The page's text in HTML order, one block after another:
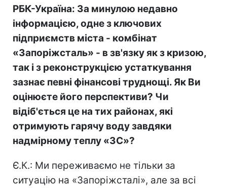
РБК-Україна: За минулою недавно
інформацією, одне з ключових
підприємств міста - комбінат
«Запоріжсталь» - в зв'язку як з кризою,
так і з реконструкцією устаткування
зазнає певні фінансові труднощі. Як Ви
оцінюєте його перспективи? Чи
відіб'ється це на тих районах, які
отримують гарячу воду завдяки
надмірному теплу «ЗС»?
Є.К.: Ми переживаємо не тільки за
ситуацію на «Запоріжсталі», але за всі